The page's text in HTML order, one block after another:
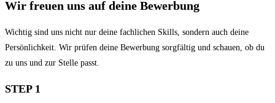
Wir freuen uns auf deine Bewerbung
Wichtig sind uns nicht nur deine fachlichen Skills, sondern auch deine
Persönlichkeit. Wir prüfen deine Bewerbung sorgfältig und schauen, ob du
zu uns und zur Stelle passt.
STEP 1